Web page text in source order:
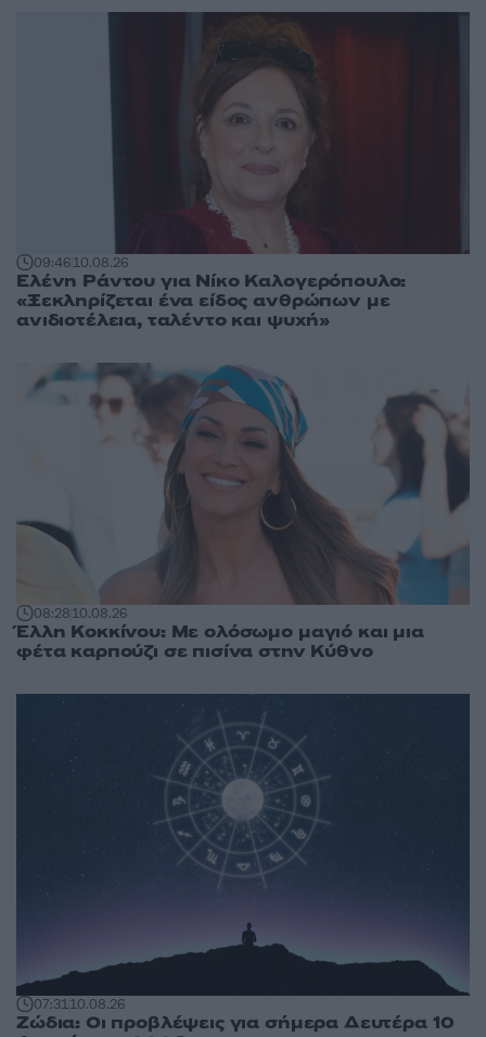
09:4610.08.26
Ελένη Ράντου για Νίκο Καλογερόπουλο:
«Ξεκληρίζεται ένα είδος ανθρώπων με
ανιδιοτέλεια, ταλέντο και ψυχή»
08:2810.08.26
Έλλη Κοκκίνου: Με ολόσωμο μαγιό και μια
φέτα καρπούζι σε πισίνα στην Κύθνο
07:3110.08.26
Ζώδια: Οι προβλέψεις για σήμερα Δευτέρα 10